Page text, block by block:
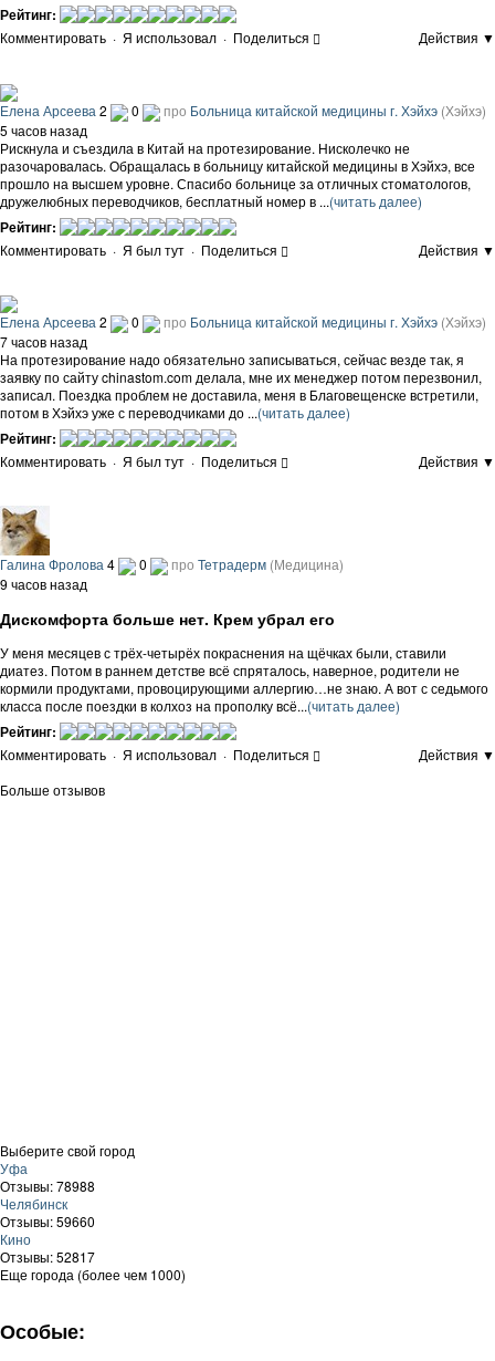
Рейтинг:
Комментировать · Я использовал · Поделиться Действия ▼
Елена Арсеева 2 0 про Больница китайской медицины г. Хэйхэ (Хэйхэ)
5 часов назад
Рискнула и съездила в Китай на протезирование. Нисколечко не
разочаровалась. Обращалась в больницу китайской медицины в Хэйхэ, все
прошло на высшем уровне. Спасибо больнице за отличных стоматологов,
дружелюбных переводчиков, бесплатный номер в ...(читать далее)
Рейтинг:
Комментировать · Я был тут · Поделиться Действия ▼
Елена Арсеева2 0 про Больница китайской медицины г. Хэйхэ (Хэйхэ)
7 часов назад
На протезирование надо обязательно записываться, сейчас везде так, я
заявку по сайту chinastom.com делала, мне их менеджер потом перезвонил,
записал. Поездка проблем не доставила, меня в Благовещенске встретили,
потом в Хэйхэ уже с переводчиками до ...(читать далее)
Рейтинг:
Комментировать · Я был тут · Поделиться Действия ▼
Галина Фролова 4 0 про Тетрадерм (Медицина)
9 часов назад
Дискомфорта больше нет. Крем убрал его
У меня месяцев с трёх-четырёх покраснения на щёчках были, ставили
диатез. Потом в раннем детстве всё спряталось, наверное, родители не
кормили продуктами, провоцирующими аллергию…не знаю. А вот с седьмого
класса после поездки в колхоз на прополку всё...(читать далее)
Рейтинг:
Комментировать · Я использовал · Поделиться
Действия ▼
Больше отзывов
Выберите свой город
Уфа
Отзывы: 78988
Челябинск
Отзывы: 59660
Кино
Отзывы: 52817
Еще города (более чем 1000)
Особые: